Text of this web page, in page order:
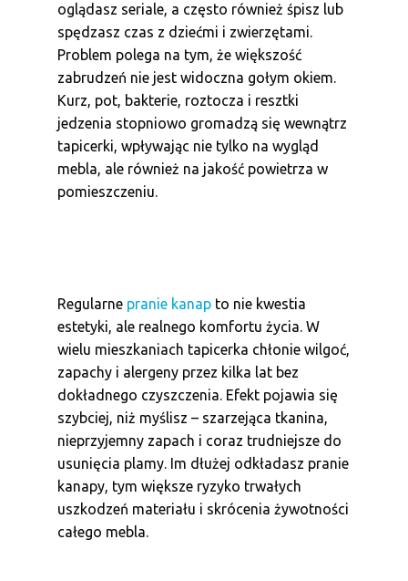
oglądasz seriale, a często również śpisz lub
spędzasz czas z dziećmi i zwierzętami.
Problem polega na tym, że większość
zabrudzeń nie jest widoczna gołym okiem.
Kurz, pot, bakterie, roztocza i resztki
jedzenia stopniowo gromadzą się wewnątrz
tapicerki, wpływając nie tylko na wygląd
mebla, ale również na jakość powietrza w
pomieszczeniu.
Regularne pranie kanapto nie kwestia
estetyki, ale realnego komfortu życia. W
wielu mieszkaniach tapicerka chłonie wilgoć,
zapachy i alergeny przez kilka lat bez
dokładnego czyszczenia. Efekt pojawia się
szybciej, niż myślisz – szarzejąca tkanina,
nieprzyjemny zapach i coraz trudniejsze do
usunięcia plamy. Im dłużej odkładasz pranie
kanapy, tym większe ryzyko trwałych
uszkodzeń materiału i skrócenia żywotności
całego mebla.